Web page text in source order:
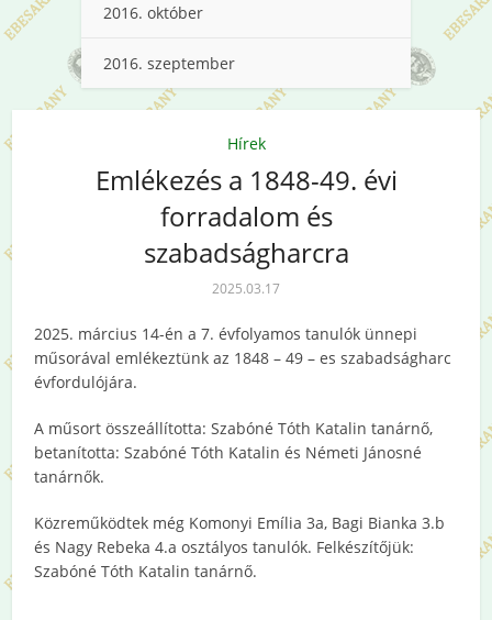
2016. október
2016. szeptember
Hírek
Emlékezés a 1848-49. évi
forradalom és
szabadságharcra
2025.03.17
2025. március 14-én a 7. évfolyamos tanulók ünnepi
műsorával emlékeztünk az 1848 – 49 – es szabadságharc
évfordulójára.
A műsort összeállította: Szabóné Tóth Katalin tanárnő,
betanította: Szabóné Tóth Katalin és Németi Jánosné
tanárnők.
Közreműködtek még Komonyi Emília 3a, Bagi Bianka 3.b
és Nagy Rebeka 4.a osztályos tanulók. Felkészítőjük:
Szabóné Tóth Katalin tanárnő.